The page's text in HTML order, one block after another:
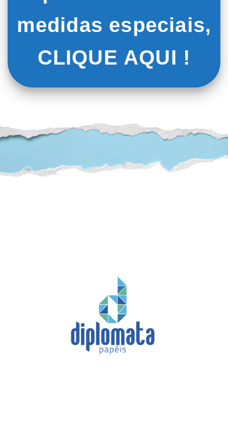
medidas especiais,
CLIQUE AQUI !